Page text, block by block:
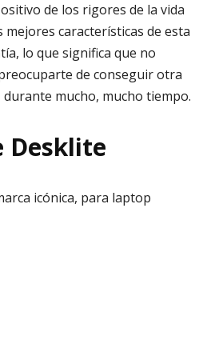
de los rigores de la vida
mejores características de esta
lo que significa que no
de conseguir otra
mucho, mucho tiempo.
Desklite
icónica, para laptop